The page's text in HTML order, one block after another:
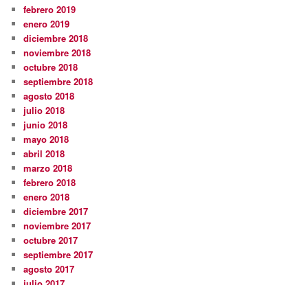
febrero 2019
enero 2019
diciembre 2018
noviembre 2018
octubre 2018
septiembre 2018
agosto 2018
julio 2018
junio 2018
mayo 2018
abril 2018
marzo 2018
febrero 2018
enero 2018
diciembre 2017
noviembre 2017
octubre 2017
septiembre 2017
agosto 2017